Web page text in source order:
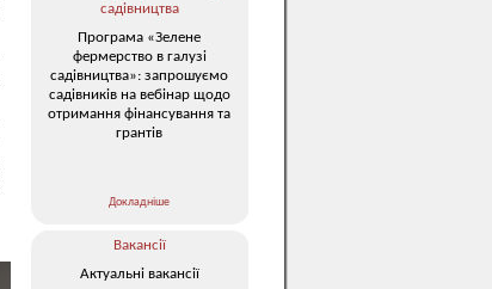
садівництва
Програма «Зелене
фермерство в галузі
садівництва»: запрошуємо
садівників на вебінар щодо
отримання фінансування та
грантів
Докладніше
Вакансії
Актуальні вакансії